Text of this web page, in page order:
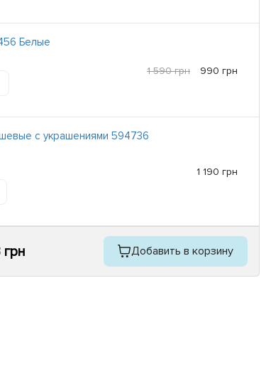
Белые
1 590 грн 990 грн
с украшениями 594736
1 190 грн
Добавить в корзину